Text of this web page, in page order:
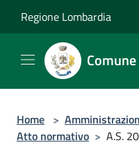
Regione Lombardia
Home >
Atto normativo > A.S.